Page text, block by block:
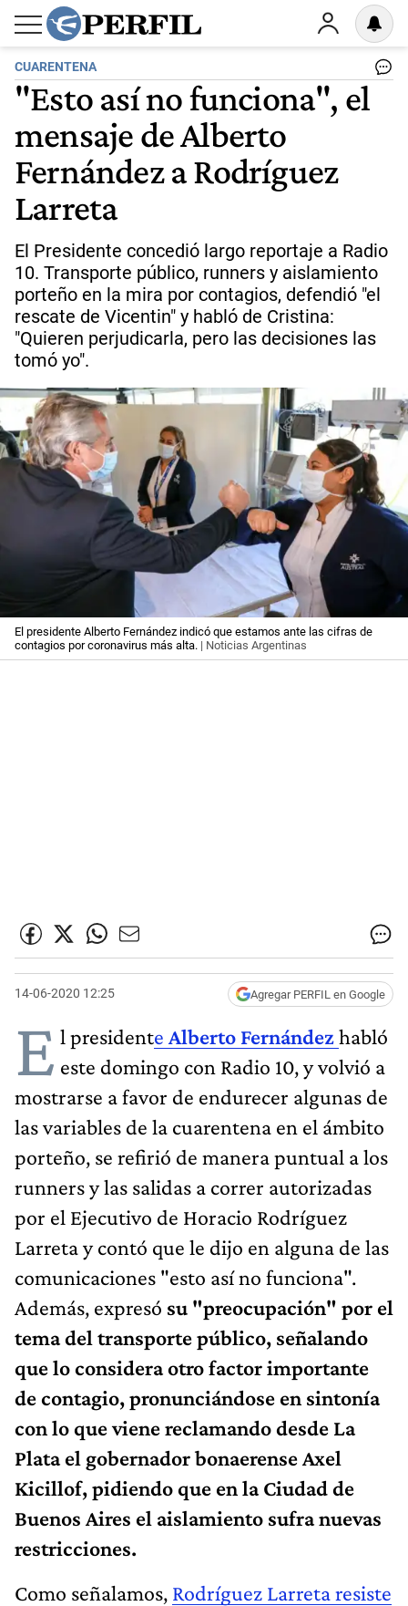
CUARENTENA
"Esto así no funciona", el
mensaje de Alberto
Fernández a Rodríguez
Larreta
El Presidente concedió largo reportaje a Radio
10. Transporte público, runners y aislamiento
porteño en la mira por contagios, defendió "el
rescate de Vicentin" y habló de Cristina:
"Quieren perjudicarla, pero las decisiones las
tomó yo".
El presidente Alberto Fernández indicó que estamos ante las cifras de
contagios por coronavirus más alta. | Noticias Argentinas
14-06-2020 12:25 Agregar PERFIL en Google
E l presidente Alberto Fernándezhabló
este domingo con Radio 10, y volvió a
mostrarse a favor de endurecer algunas de
las variables de la cuarentena en el ámbito
porteño, se refirió de manera puntual a los
runners y las salidas a correr autorizadas
por el Ejecutivo de Horacio Rodríguez
Larreta y contó que le dijo en alguna de las
comunicaciones "esto así no funciona".
Además, expresó su "preocupación" por el
tema del transporte público, señalando
que lo considera otro factor importante
de contagio, pronunciándose en sintonía
con lo que viene reclamando desde La
Plata el gobernador bonaerense Axel
Kicillof, pidiendo que en la Ciudad de
Buenos Aires el aislamiento sufra nuevas
restricciones.
Como señalamos, Rodríguez Larreta resiste